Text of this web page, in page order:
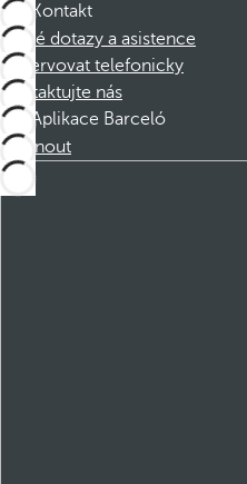
Kontakt
Časté dotazy a asistence
Rezervovat telefonicky
Kontaktujte nás
Aplikace Barceló
Stáhnout